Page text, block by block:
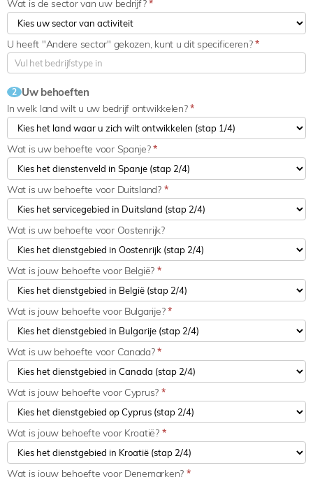
Wat is de sector van uw bedrijf?*
U heeft "Andere sector" gekozen, kunt u dit specificeren?*
2 Uw behoeften
In welk land wilt u uw bedrijf ontwikkelen?*
Wat is uw behoefte voor Spanje?*
Wat is uw behoefte voor Duitsland? *
Wat is uw behoefte voor Oostenrijk?
Wat is jouw behoefte voor België? *
Wat is jouw behoefte voor Bulgarije?*
Wat is uw behoefte voor Canada?*
Wat is jouw behoefte voor Cyprus? *
Wat is jouw behoefte voor Kroatië? *
Wat is jouw behoefte voor Denemarken? *